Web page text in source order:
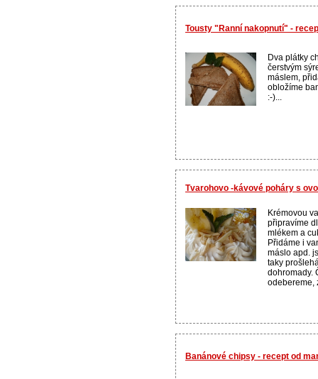
Tousty "Ranní nakopnutí" -
Dva plátky
čerstvým
máslem,
obložíme
:-)...
Tvarohovo -kávové poháry s
Krémovou
připravíme
mlékem a
Přidáme i
máslo apd.
taky
dohromady.
odebereme,
Banánové chipsy - recept od